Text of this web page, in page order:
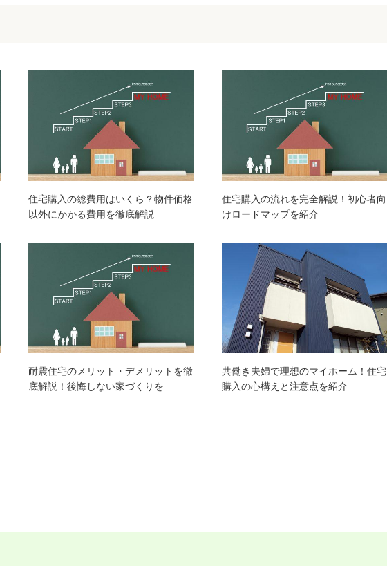
住宅購入の総費用はいくら？物件価格
以外にかかる費用を徹底解説
住宅購入の流れを完全解説！初心者向
けロードマップを紹介
耐震住宅のメリット・デメリットを徹
底解説！後悔しない家づくりを
共働き夫婦で理想のマイホーム！住宅
購入の心構えと注意点を紹介